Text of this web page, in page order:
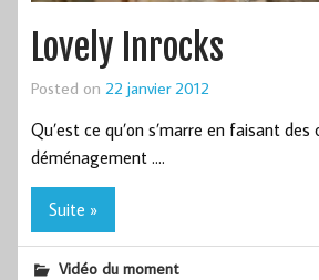
Lovely Inrocks
Posted on 22 janvier 2012
Qu’est ce qu’on s’marre en faisant des
déménagement ….
Suite »
Vidéo du moment